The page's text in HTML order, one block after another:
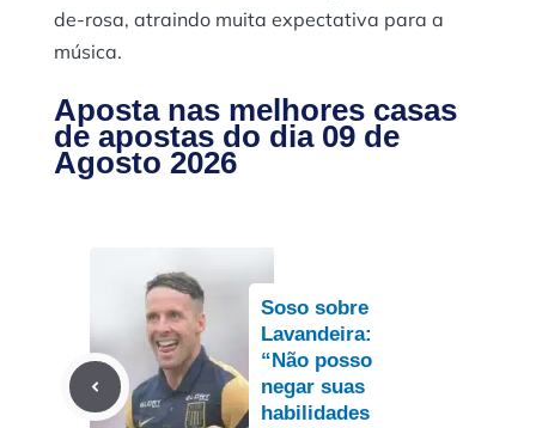
de-rosa, atraindo muita expectativa para a
música.
Aposta nas melhores casas
de apostas do dia 09 de
Agosto 2026
Soso sobre
Lavandeira:
“Não posso
negar suas
habilidades